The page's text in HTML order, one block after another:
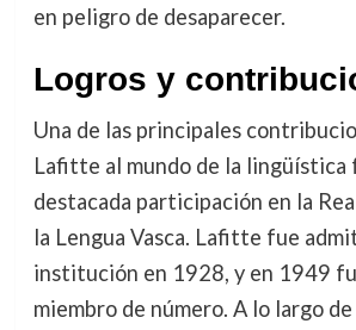
en peligro de desaparecer.
Logros y
Una de las principales
Lafitte al mundo de la lingüística
destacada participación en la
la Lengua Vasca. Lafitte fue
institución en 1928, y en 1949
miembro de número. A lo largo